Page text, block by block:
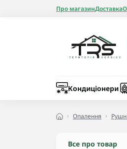
Про магазинДоставка
Кондиціонери
Опалення
Все про товар